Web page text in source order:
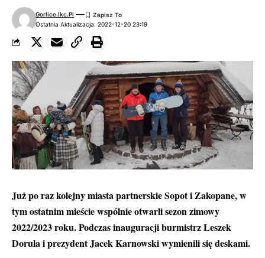
Ostatnia Aktualizacja: 2022-12-20 23:19
Gorlice.ikc.pl
Już po raz kolejny miasta partnerskie Sopot i Zakopane, w
tym ostatnim mieście wspólnie otwarli sezon zimowy
2022/2023 roku. Podczas inauguracji burmistrz Leszek
Dorula i prezydent Jacek Karnowski wymienili się deskami.